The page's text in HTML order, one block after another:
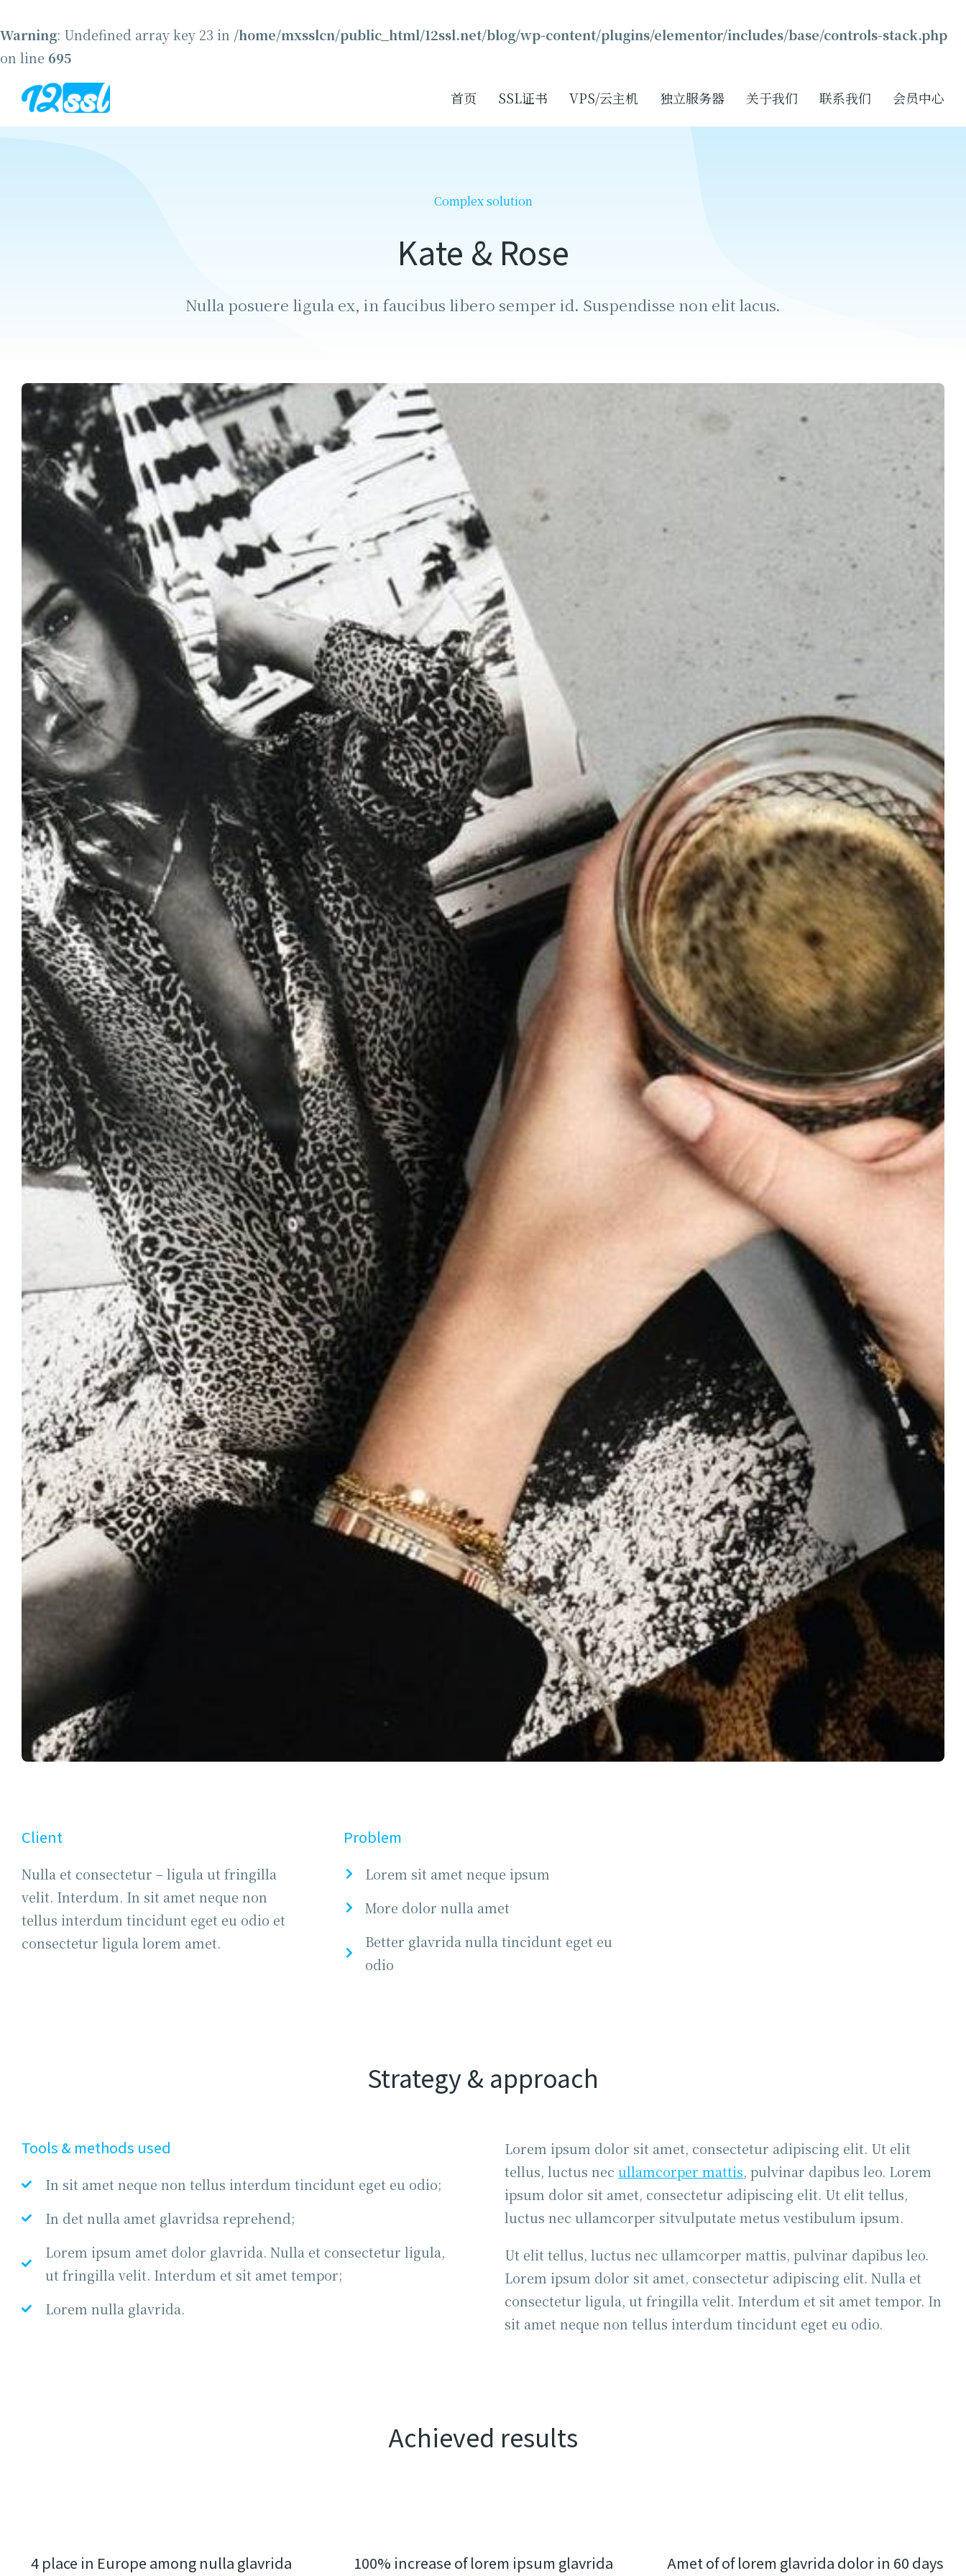
Warning: Undefined array key 23 in /home/mxsslcn/public_html/12ssl.net/blog/wp-content/plugins/elementor/includes/base/controls-stack.php
on line 695
首页 SSL证书 VPS/云主机 独立服务器 关于我们 联系我们 会员中心
Complex solution
Kate & Rose
Nulla posuere ligula ex, in faucibus libero semper id. Suspendisse non elit lacus.
Client
Nulla et consectetur – ligula ut fringilla
velit. Interdum. In sit amet neque non
tellus interdum tincidunt eget eu odio et
consectetur ligula lorem amet.
Problem
Lorem sit amet neque ipsum
More dolor nulla amet
Better glavrida nulla tincidunt eget eu
odio
Strategy & approach
Tools & methods used
In sit amet neque non tellus interdum tincidunt eget eu odio;
In det nulla amet glavridsa reprehend;
Lorem ipsum amet dolor glavrida. Nulla et consectetur ligula,
ut fringilla velit. Interdum et sit amet tempor;
Lorem nulla glavrida.
Lorem ipsum dolor sit amet, consectetur adipiscing elit. Ut elit
tellus, luctus nec ullamcorper mattis, pulvinar dapibus leo. Lorem
ipsum dolor sit amet, consectetur adipiscing elit. Ut elit tellus,
luctus nec ullamcorper sitvulputate metus vestibulum ipsum.
Ut elit tellus, luctus nec ullamcorper mattis, pulvinar dapibus leo.
Lorem ipsum dolor sit amet, consectetur adipiscing elit. Nulla et
consectetur ligula, ut fringilla velit. Interdum et sit amet tempor. In
sit amet neque non tellus interdum tincidunt eget eu odio.
Achieved results
4 place in Europe among nulla glavrida
100% increase of lorem ipsum glavrida
Amet of of lorem glavrida dolor in 60 days